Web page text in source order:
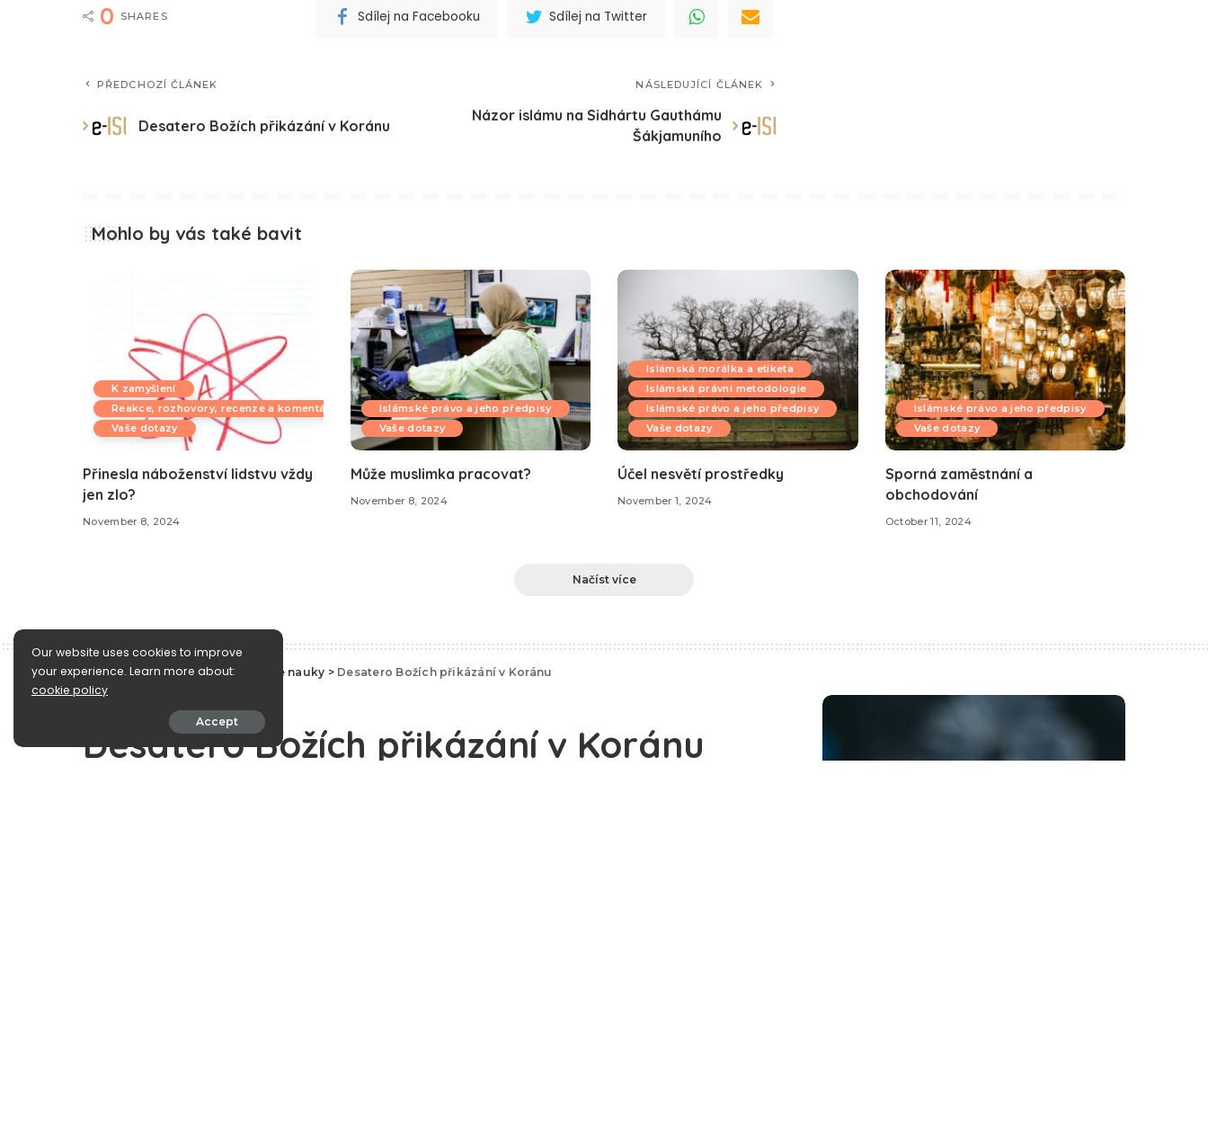
0 SHARES Sdílej na Facebooku Sdílej na Twitter
PŘEDCHOZÍ ČLÁNEK
Desatero Božích přikázání v Koránu
NÁSLEDUJÍCÍ ČLÁNEK
Názor islámu na Sidhártu Gauthámu
Šákjamuního
Mohlo by vás také bavit
K zamyšlení
Reakce, rozhovory, recenze a komentáře
Vaše dotazy
Přinesla náboženství lidstvu vždy
jen zlo?
November 8, 2024
Islámské právo a jeho předpisy
Vaše dotazy
Může muslimka pracovat?
November 8, 2024
Islámská morálka a etiketa
Islámská právní metodologie
Islámské právo a jeho předpisy
Vaše dotazy
Účel nesvětí prostředky
November 1, 2024
Islámské právo a jeho předpisy
Vaše dotazy
Sporná zaměstnání a
obchodování
October 11, 2024
Načíst více
e-Islám >Blog>Korán a koránské nauky > Desatero Božích přikázání v Koránu
Desatero Božích přikázání v Koránu
Our website uses cookies to improve
your experience. Learn more about:
cookie policy
Accept